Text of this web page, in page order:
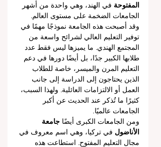
المفتوحة في الهند، وهي واحدة من أشهر
الجامعات الضخمة على مستوى العالم.
وقد أصبحت هذه الجامعة نموذجًا مهمًا في
توفير التعليم العالي لشرائح واسعة من
المجتمع الهندي. ما يميزها ليس فقط عدد
طلابها الكبير جدًا، بل أيضًا دورها في دعم
التعليم المرن والميسر، خاصة للطلاب
الذين يحتاجون إلى الدراسة إلى جانب
العمل أو الالتزامات العائلية. ولهذا السبب،
كثيرًا ما تُذكر عند الحديث عن أكبر
الجامعات عالميًا.
ومن الجامعات الكبرى أيضًا جامعة
الأناضول في تركيا، وهي اسم معروف في
مجال التعليم المفتوح. استطاعت هذه